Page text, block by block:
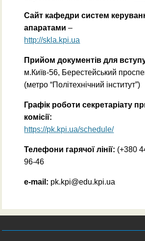
Сайт кафедри систем
апаратами –
http://skla.kpi.ua
Прийом документів для
м.Київ-56, Берестейський
(метро “Політехнічний інститут”)
Графік роботи секретаріату
комісії:
https://pk.kpi.ua/schedule/
Телефони гарячої лінії: (+380
96-46
e-mail: pk.kpi@edu.kpi.ua